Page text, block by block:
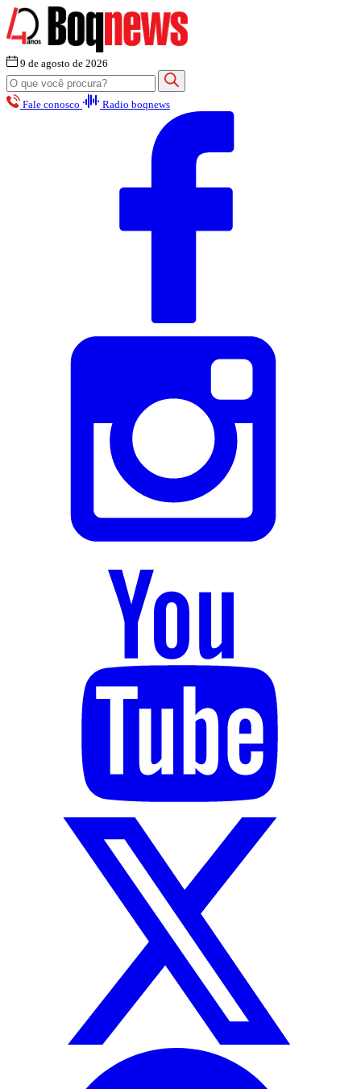
9 de agosto de 2026
Fale conosco Radio boqnews